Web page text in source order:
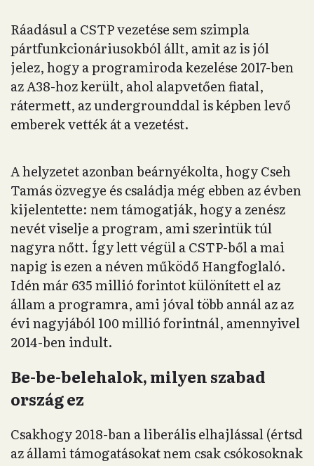
Ráadásul a CSTP vezetése sem szimpla
pártfunkcionáriusokból állt, amit az is jól
jelez, hogy a programiroda kezelése 2017-ben
az A38-hoz került, ahol alapvetően fiatal,
rátermett, az undergrounddal is képben levő
emberek vették át a vezetést.
A helyzetet azonban beárnyékolta, hogy Cseh
Tamás özvegye és családja még ebben az évben
kijelentette: nem támogatják, hogy a zenész
nevét viselje a program, ami szerintük túl
nagyra nőtt. Így lett végül a CSTP-ből a mai
napig is ezen a néven működő Hangfoglaló.
Idén már 635 millió forintot különített el az
állam a programra, ami jóval több annál az az
évi nagyjából 100 millió forintnál, amennyivel
2014-ben indult.
Be-be-belehalok, milyen szabad
ország ez
Csakhogy 2018-ban a liberális elhajlással (értsd
az állami támogatásokat nem csak csókosoknak